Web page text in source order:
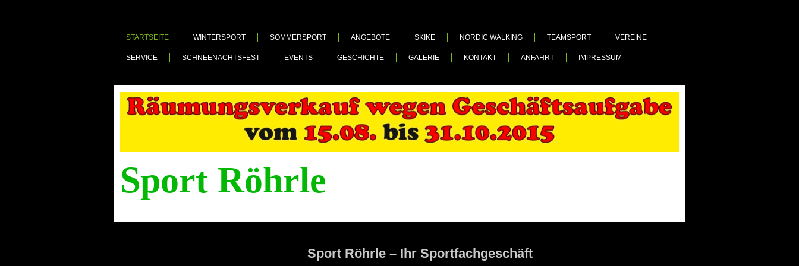
STARTSEITE WINTERSPORT SOMMERSPORT ANGEBOTE SKIKE NORDIC WALKING TEAMSPORT VEREINE
SERVICE SCHNEENACHTSFEST EVENTS GESCHICHTE GALERIE KONTAKT ANFAHRT IMPRESSUM
Sport Röhrle
Sport Röhrle – Ihr Sportfachgeschäft